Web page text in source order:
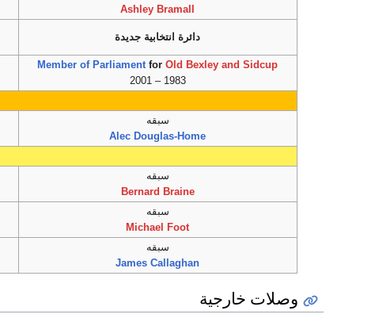
Ashley Bramall
دائرة انتخابية جديدة
Member of Parliament for Old Bexley and Sidcup
1983 – 2001
سبقه
Alec Douglas-Home
سبقه
Bernard Braine
سبقه
Michael Foot
سبقه
James Callaghan
وصلات خارجية